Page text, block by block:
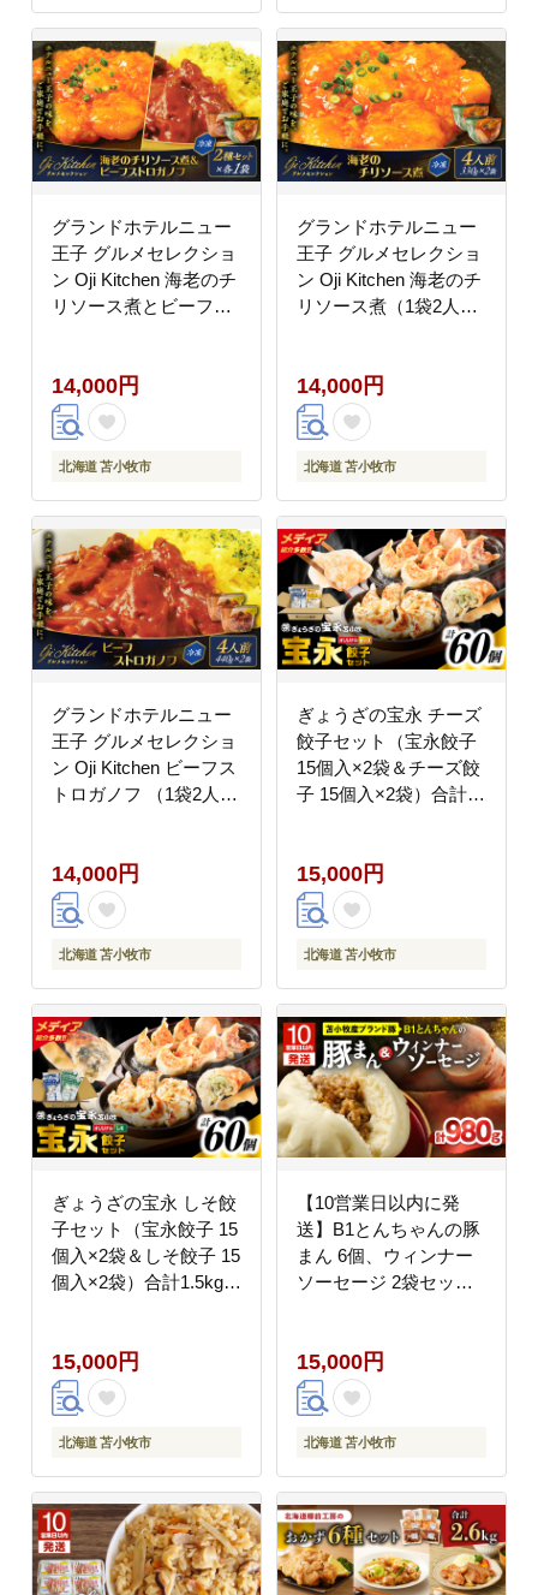
グランドホテルニュー
王子 グルメセレクショ
ン Oji Kitchen 海老のチ
リソース煮とビーフス
T048-013-01
14,000円
北海道 苫小牧市
グランドホテルニュー
王子 グルメセレクショ
ン Oji Kitchen 海老のチ
リソース煮（1袋2人
14,000円
北海道 苫小牧市
グランドホテルニュー
王子 グルメセレクショ
ン Oji Kitchen ビーフス
トロガノフ （1袋2人
14,000円
北海道 苫小牧市
ぎょうざの宝永 チーズ
餃子セット（宝永餃子
15個入×2袋＆チーズ餃
子 15個入×2袋）合計
15,000円
北海道 苫小牧市
ぎょうざの宝永 しそ餃
子セット（宝永餃子 15
個入×2袋＆しそ餃子 15
個入×2袋）合計1.5kg
15,000円
北海道 苫小牧市
【10営業日以内に発
送】B1とんちゃんの豚
まん 6個、ウィンナー
ソーセージ 2袋セッ
15,000円
北海道 苫小牧市